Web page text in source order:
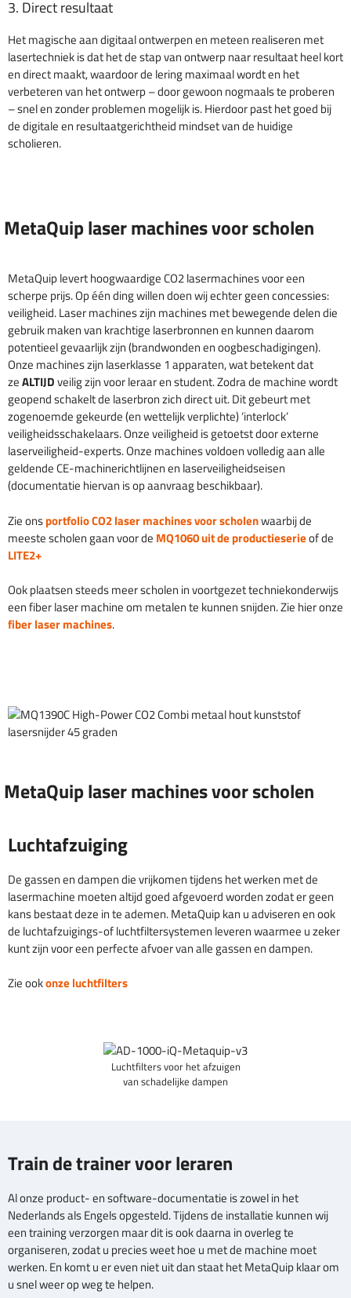
3. Direct resultaat
Het magische aan digitaal ontwerpen en meteen realiseren met
lasertechniek is dat het de stap van ontwerp naar resultaat heel kort
en direct maakt, waardoor de lering maximaal wordt en het
verbeteren van het ontwerp – door gewoon nogmaals te proberen
– snel en zonder problemen mogelijk is. Hierdoor past het goed bij
de digitale en resultaatgerichtheid mindset van de huidige
scholieren.
MetaQuip laser machines voor scholen
MetaQuip levert hoogwaardige CO2 lasermachines voor een
scherpe prijs. Op één ding willen doen wij echter geen concessies:
veiligheid. Laser machines zijn machines met bewegende delen die
gebruik maken van krachtige laserbronnen en kunnen daarom
potentieel gevaarlijk zijn (brandwonden en oogbeschadigingen).
Onze machines zijn laserklasse 1 apparaten, wat betekent dat
zeALTIJDveilig zijn voor leraar en student. Zodra de machine wordt
geopend schakelt de laserbron zich direct uit. Dit gebeurt met
zogenoemde gekeurde (en wettelijk verplichte) ‘interlock’
veiligheidsschakelaars. Onze veiligheid is getoetst door externe
laserveiligheid-experts. Onze machines voldoen volledig aan alle
geldende CE-machinerichtlijnen en laserveiligheidseisen
(documentatie hiervan is op aanvraag beschikbaar).
Zie onsportfolio CO2 laser machines voor scholenwaarbij de
meeste scholen gaan voor de MQ1060 uit de productieserieof de
LITE2+
Ook plaatsen steeds meer scholen in voortgezet techniekonderwijs
een fiber laser machine om metalen te kunnen snijden. Zie hier onze
fiber laser machines.
MetaQuip laser machines voor scholen
Luchtafzuiging
De gassen en dampen die vrijkomen tijdens het werken met de
lasermachine moeten altijd goed afgevoerd worden zodat er geen
kans bestaat deze in te ademen. MetaQuip kan u adviseren en ook
de luchtafzuigings-of luchtfiltersystemen leveren waarmee u zeker
kunt zijn voor een perfecte afvoer van alle gassen en dampen.
Zie ookonze luchtfilters
Luchtfilters voor het afzuigen
van schadelijke dampen
Train de trainer voor leraren
Al onze product- en software-documentatie is zowel in het
Nederlands als Engels opgesteld. Tijdens de installatie kunnen wij
een training verzorgen maar dit is ook daarna in overleg te
organiseren, zodat u precies weet hoe u met de machine moet
werken. En komt u er even niet uit dan staat het MetaQuip klaar om
u snel weer op weg te helpen.